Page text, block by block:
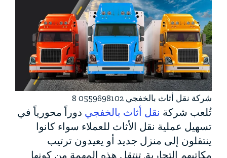
شركة نقل أثاث بالخفجي 0559698102 8
تُلعب شركة نقل أثاث بالخفجي دوراً محورياً في
تسهيل عملية نقل الأثاث للعملاء سواء كانوا
ينتقلون إلى منزل جديد أو يعيدون ترتيب
مكاتبهم التجارية. تنتقل هذه المهمة من كونها